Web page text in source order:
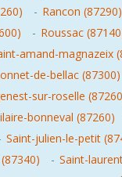
- Rancon (87290)
- Roussac
amand-magnazeix
de-bellac (87300)
sur-roselle
bonneval (87260)
Saint-julien-le-petit
- Saint-